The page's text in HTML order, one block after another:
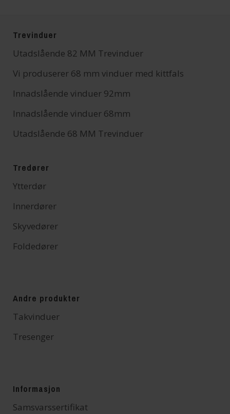
Trevinduer
Utadslående 82 MM Trevinduer
Vi produserer 68 mm vinduer med kittfals
Innadslående vinduer 92mm
Innadslående vinduer 68mm
Utadslående 68 MM Trevinduer
Tredører
Ytterdør
Innerdører
Skyvedører
Foldedører
Andre produkter
Takvinduer
Tresenger
Informasjon
Samsvarssertifikat